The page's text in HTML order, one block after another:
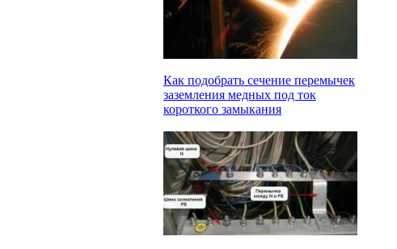
Как подобрать сечение перемычек
заземления медных под ток
короткого замыкания